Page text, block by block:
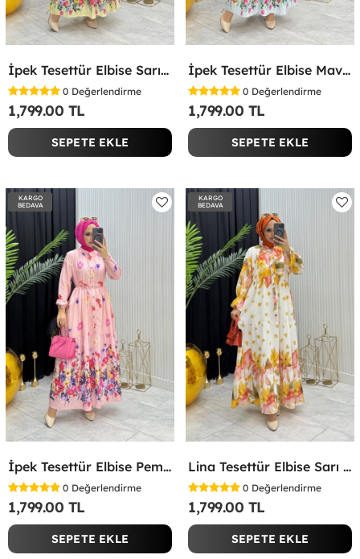
İpek Tesettür Elbise Sarı Sarı
0 Değerlendirme
1,799.00 TL
SEPETE EKLE
İpek Tesettür Elbise Mavi Mavi
0 Değerlendirme
1,799.00 TL
SEPETE EKLE
KARGO
BEDAVA
İpek Tesettür Elbise Pembe Pembe
0 Değerlendirme
1,799.00 TL
SEPETE EKLE
KARGO
BEDAVA
Lina Tesettür Elbise Sarı Sarı
0 Değerlendirme
1,799.00 TL
SEPETE EKLE